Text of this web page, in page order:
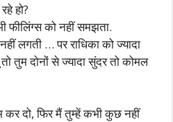
हो?
फीलिंग्स को नहीं समझता.
लगती … पर राधिका को ज्यादा
तुम दोनों से ज्यादा सुंदर तो कोमल
कर दो, फिर मैं तुम्हें कभी कुछ नहीं